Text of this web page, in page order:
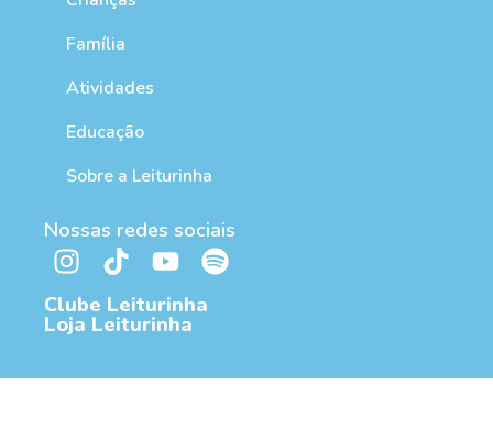
Família
Atividades
Educação
Sobre a Leiturinha
Nossas redes sociais
Clube Leiturinha
Loja Leiturinha